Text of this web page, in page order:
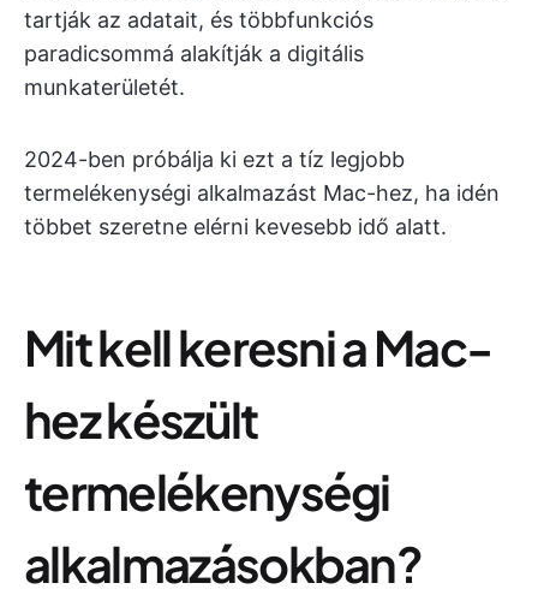
tartják az adatait, és többfunkciós
paradicsommá alakítják a digitális
munkaterületét.
2024-ben próbálja ki ezt a tíz legjobb
termelékenységi alkalmazást Mac-hez, ha idén
többet szeretne elérni kevesebb idő alatt.
Mit kell keresni a Mac-
hez készült
termelékenységi
alkalmazásokban?